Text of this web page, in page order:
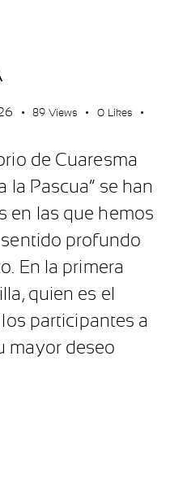
89 Views 0 Likes
de Cuaresma
la Pascua” se han
en las que hemos
profundo
En la primera
quien es el
participantes a
mayor deseo